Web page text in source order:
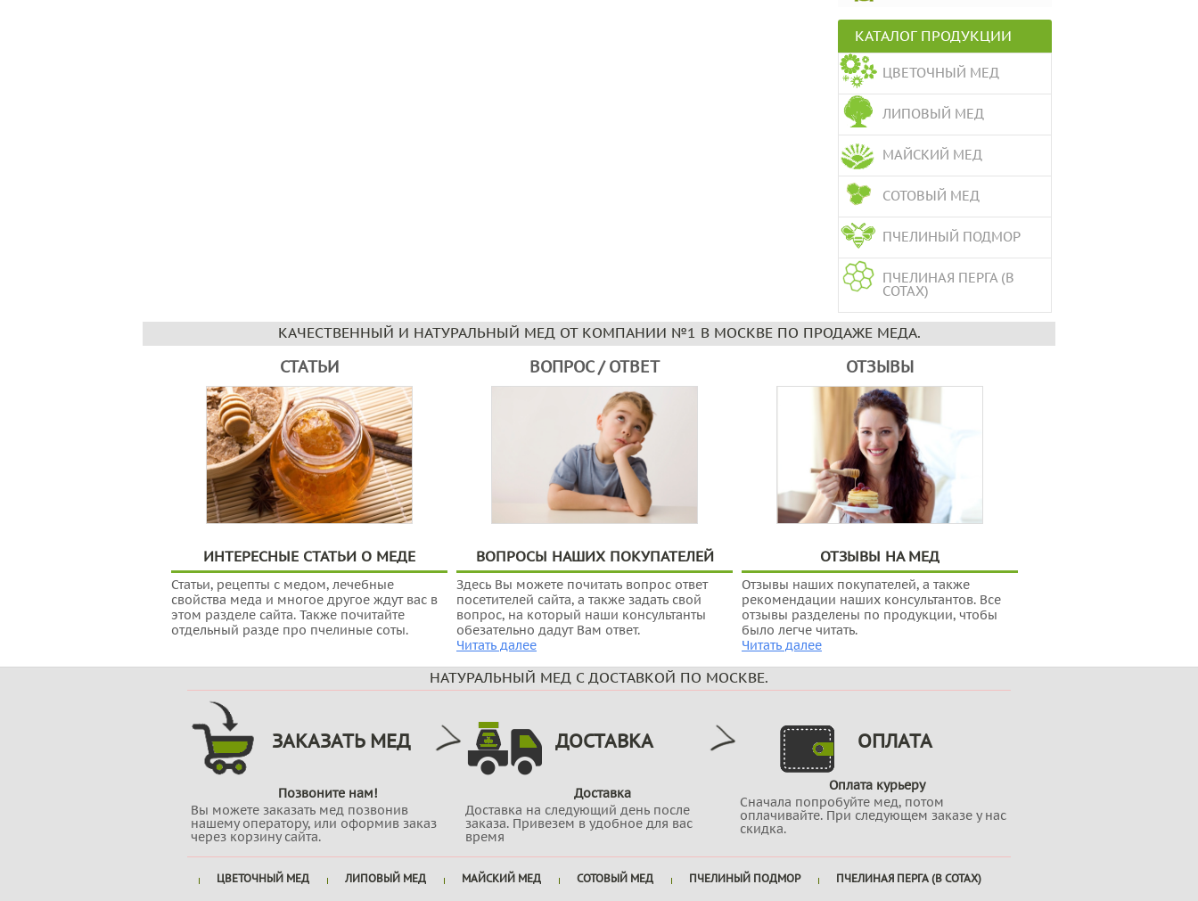
КАТАЛОГ ПРОДУКЦИИ
ЦВЕТОЧНЫЙ МЕД
ЛИПОВЫЙ МЕД
МАЙСКИЙ МЕД
СОТОВЫЙ МЕД
ПЧЕЛИНЫЙ ПОДМОР
ПЧЕЛИНАЯ ПЕРГА (В
СОТАХ)
КАЧЕСТВЕННЫЙ И НАТУРАЛЬНЫЙ МЕД ОТ КОМПАНИИ №1 В МОСКВЕ ПО ПРОДАЖЕ МЕДА.
СТАТЬИ
ИНТЕРЕСНЫЕ СТАТЬИ О МЕДЕ
Статьи, рецепты с медом, лечебные
свойства меда и многое другое ждут вас в
этом разделе сайта. Также почитайте
отдельный разде про пчелиные соты.
ВОПРОС / ОТВЕТ
ВОПРОСЫ НАШИХ ПОКУПАТЕЛЕЙ
Здесь Вы можете почитать вопрос ответ
посетителей сайта, а также задать свой
вопрос, на который наши консультанты
обезательно дадут Вам ответ.
Читать далее
ОТЗЫВЫ
ОТЗЫВЫ НА МЕД
Отзывы наших покупателей, а также
рекомендации наших консультантов. Все
отзывы разделены по продукции, чтобы
было легче читать.
Читать далее
НАТУРАЛЬНЫЙ МЕД С ДОСТАВКОЙ ПО МОСКВЕ.
ЗАКАЗАТЬ МЕД
Позвоните нам!
Вы можете заказать мед позвонив
нашему оператору, или оформив заказ
через корзину сайта.
ДОСТАВКА
Доставка
Доставка на следующий день после
заказа. Привезем в удобное для вас
время
ОПЛАТА
Оплата курьеру
Сначала попробуйте мед, потом
оплачивайте. При следующем заказе у нас
скидка.
ЦВЕТОЧНЫЙ МЕД ЛИПОВЫЙ МЕД МАЙСКИЙ МЕД СОТОВЫЙ МЕД ПЧЕЛИНЫЙ ПОДМОР ПЧЕЛИНАЯ ПЕРГА (В СОТАХ)